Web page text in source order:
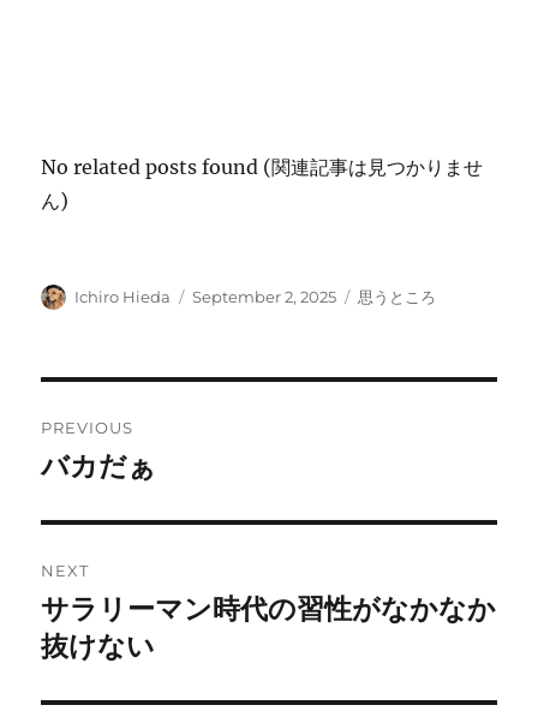
No related posts found (関連記事は見つかりませ
ん)
Author
Ichiro Hieda
Posted
September 2, 2025 Categories
思うところ
navigation
PREVIOUS
Previous
バカだぁ
NEXT
Next
post:
サラリーマン時代の習性がなかなか
抜けない